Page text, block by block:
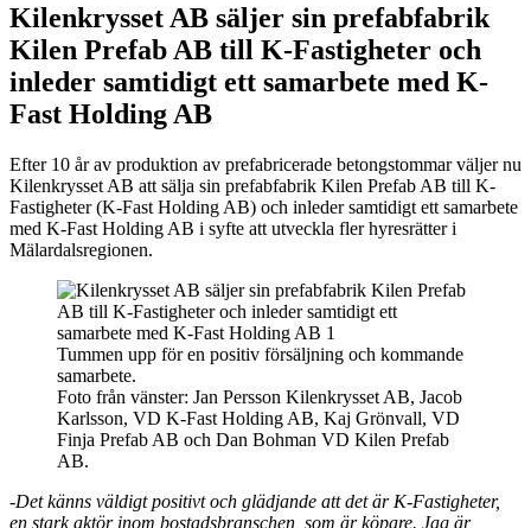
Kilenkrysset AB säljer sin prefabfabrik
Kilen Prefab AB till K-Fastigheter och
inleder samtidigt ett samarbete med K-
Fast Holding AB
Efter 10 år av produktion av prefabricerade betongstommar väljer nu
Kilenkrysset AB att sälja sin prefabfabrik Kilen Prefab AB till K-
Fastigheter (K-Fast Holding AB) och inleder samtidigt ett samarbete
med K-Fast Holding AB i syfte att utveckla fler hyresrätter i
Mälardalsregionen.
Tummen upp för en positiv försäljning och kommande
samarbete.
Foto från vänster: Jan Persson Kilenkrysset AB, Jacob
Karlsson, VD K-Fast Holding AB, Kaj Grönvall, VD
Finja Prefab AB och Dan Bohman VD Kilen Prefab
AB.
-Det känns väldigt positivt och glädjande att det är K-Fastigheter,
en stark aktör inom bostadsbranschen, som är köpare. Jag är